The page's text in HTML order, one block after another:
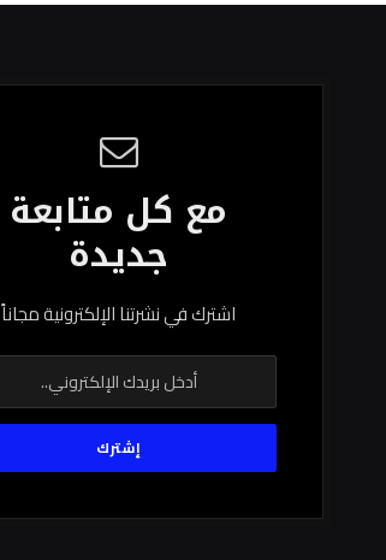
مع كل متابعة
جديدة
اشترك في نشرتنا الإلكترونية مجاناً